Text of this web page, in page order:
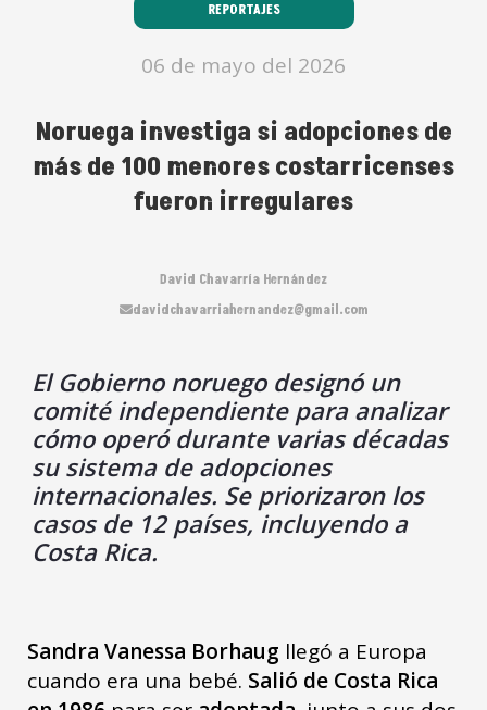
REPORTAJES
06 de mayo del 2026
Noruega investiga si adopciones de
más de 100 menores costarricenses
fueron irregulares
David Chavarría Hernández
davidchavarriahernandez@gmail.com
El Gobierno noruego designó un
comité independiente para analizar
cómo operó durante varias décadas
su sistema de adopciones
internacionales. Se priorizaron los
casos de 12 países, incluyendo a
Costa Rica.
Sandra Vanessa Borhaug llegó a Europa
cuando era una bebé. Salió de Costa Rica